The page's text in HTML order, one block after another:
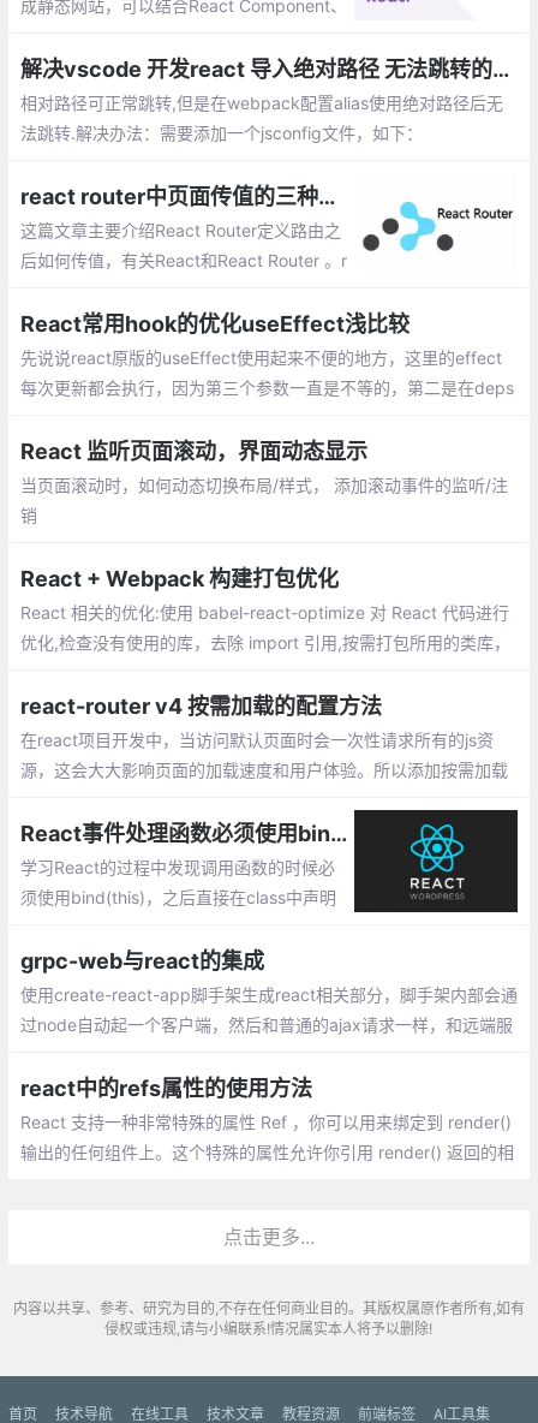
成静态网站，可以结合React Component、
成让他更强大。
解决vscode 开发react 导入绝对路径 无法跳转的问题
相对路径可正常跳转,但是在webpack配置alias使用绝对路径后无
法跳转.解决办法：需要添加一个jsconfig文件，如下：
react router中页面传值的三种方法
这篇文章主要介绍React Router定义路由之
后如何传值，有关React和React Router 。r
params、query、state
React常用hook的优化useEffect浅比较
先说说react原版的useEffect使用起来不便的地方，这里的effect
每次更新都会执行，因为第三个参数一直是不等的，第二是在deps
React 监听页面滚动，界面动态显示
当页面滚动时，如何动态切换布局/样式， 添加滚动事件的监听/注
销
React + Webpack 构建打包优化
React 相关的优化:使用 babel-react-optimize 对 React 代码进行
优化,检查没有使用的库，去除 import 引用,按需打包所用的类库，
面：构建速度慢,打包后的文件体积过大
react-router v4 按需加载的配置方法
在react项目开发中，当访问默认页面时会一次性请求所有的js资
源，这会大大影响页面的加载速度和用户体验。所以添加按需加载
React事件处理函数必须使用bind(this)的原因
学习React的过程中发现调用函数的时候必
须使用bind(this)，之后直接在class中声明
行了一番查阅，总结如下。
grpc-web与react的集成
使用create-react-app脚手架生成react相关部分，脚手架内部会通
过node自动起一个客户端，然后和普通的ajax请求一样，和远端服
求，远端采用docker容器的node服务器，node服务器端使用envo
y作为代理
react中的refs属性的使用方法
React 支持一种非常特殊的属性 Ref ，你可以用来绑定到 render()
输出的任何组件上。这个特殊的属性允许你引用 render() 返回的相
点击更多...
内容以共享、参考、研究为目的,不存在任何商业目的。其版权属原作者所有,如有
侵权或违规,请与小编联系!情况属实本人将予以删除!
首页 技术导航 在线工具 技术文章 教程资源 前端标签 AI工具集